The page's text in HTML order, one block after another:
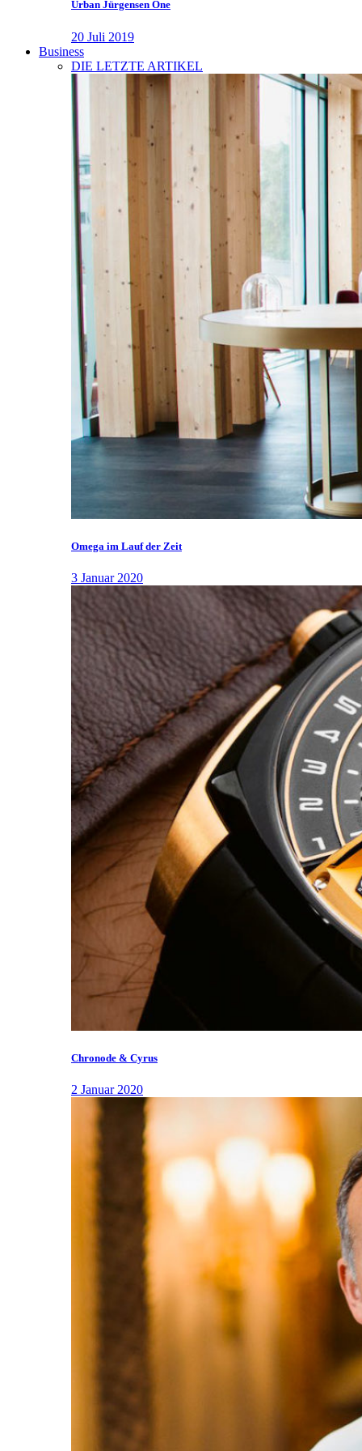
Urban Jürgensen One
20 Juli 2019
Business
DIE LETZTE ARTIKEL
Omega im Lauf der Zeit
3 Januar 2020
Chronode & Cyrus
2 Januar 2020